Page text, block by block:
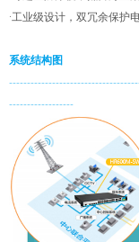
·工业级设计，双冗余保护
系统结构图
------------------